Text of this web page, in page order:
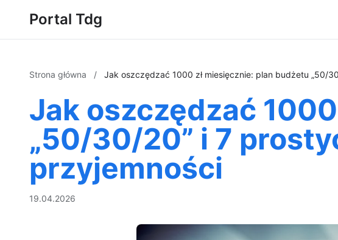
Portal Tdg
Strona główna / Jak oszczędzać 1000 zł miesięcznie: plan budżetu „50/
Jak oszczędzać
„50/30/20” i 7
przyjemności
19.04.2026